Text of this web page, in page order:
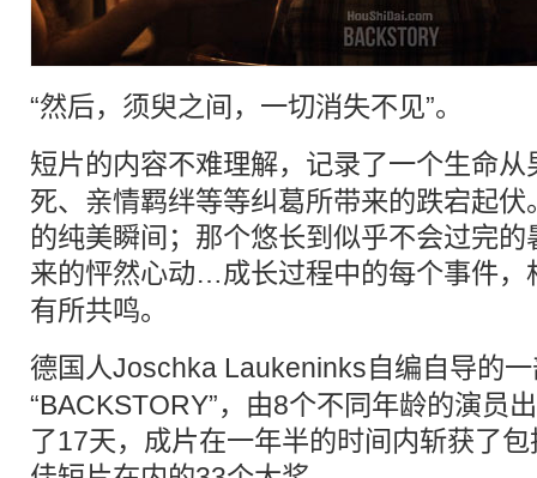
“然后，须臾之间，一切消失不见”。
短片的内容不难理解，记录了一个生命
死、亲情羁绊等等纠葛所带来的跌宕起
的纯美瞬间；那个悠长到似乎不会过完
来的怦然心动…成长过程中的每个事件
有所共鸣。
德国人Joschka Laukeninks自编自导的
“BACKSTORY”，由8个不同年龄的演员
了17天，成片在一年半的时间内斩获了